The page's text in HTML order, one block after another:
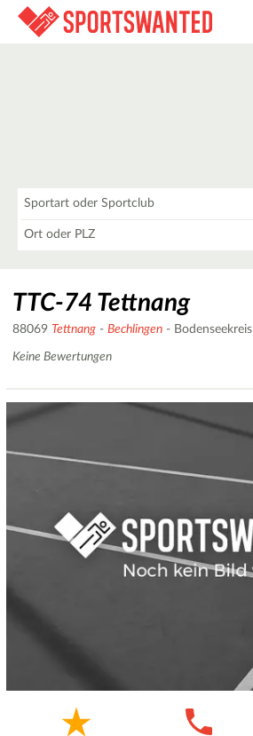
TTC-74 Tettnang
88069 Tettnang - Bechlingen - Bodenseekreis
Keine Bewertungen